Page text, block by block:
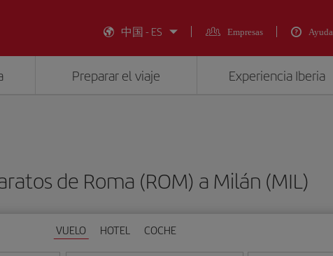
中国 - ES
Empresas Ayuda
Preparar el viaje Experiencia Iberia
de Roma (ROM) a Milán (MIL)
VUELO HOTEL COCHE